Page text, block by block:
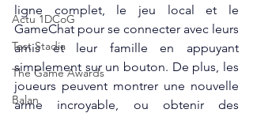
Actu 1DCoG
Test Stadia
The Game Awards
Balan
ligne complet, le jeu local et le
GameChat pour se connecter avec leurs
amis et leur famille en appuyant
simplement sur un bouton. De plus, les
joueurs peuvent montrer une nouvelle
arme incroyable, ou obtenir des